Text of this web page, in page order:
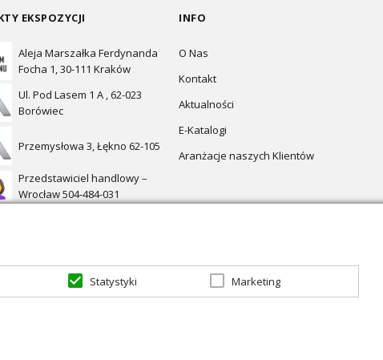
EKSPOZYCJI
Aleja Marszałka Ferdynanda
Focha 1, 30-111 Kraków
Ul. Pod Lasem 1 A , 62-023
Borówiec
Przemysłowa 3, Łękno 62-105
Przedstawiciel handlowy –
Wrocław 504-484-031
INFO
O Nas
Kontakt
Aktualności
E-Katalogi
Aranżacje naszych Klientów
detalicznych zapraszamy do sklepu Oświetlenie marzeń
Statystyki Marketing